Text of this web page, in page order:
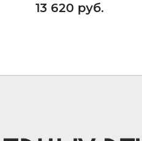
13 620 руб.